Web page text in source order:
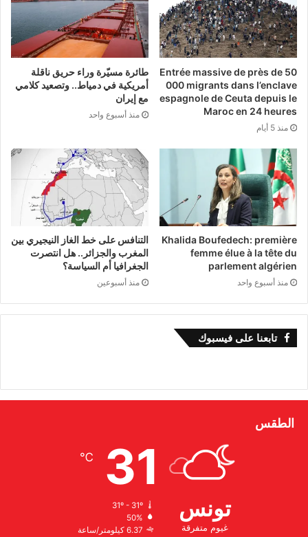
Entrée massive de près de 50
000 migrants dans l’enclave
espagnole de Ceuta depuis le
Maroc en 24 heures
منذ 5 أيام
طائرة مسيّرة وراء حريق ناقلة
أمريكية في دمياط.. وتصعيد كلامي
مع إيران
منذ أسبوع واحد
Khalida Boufedech: première
femme élue à la tête du
parlement algérien
منذ أسبوع واحد
التنافس على خط الغاز النيجيري بين
المغرب والجزائر.. هل انتصرت
الجغرافيا أم السياسة؟
منذ أسبوعين
تابعنا على فيسبوك
الطقس
تونس
غيوم متفرقة
31
℃
31º - 31º
50%
6.37 كيلومتر/ساعة